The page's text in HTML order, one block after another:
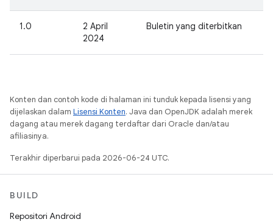
1.0
2 April
2024
Buletin yang diterbitkan
Konten dan contoh kode di halaman ini tunduk kepada lisensi yang
dijelaskan dalam Lisensi Konten. Java dan OpenJDK adalah merek
dagang atau merek dagang terdaftar dari Oracle dan/atau
afiliasinya.
Terakhir diperbarui pada 2026-06-24 UTC.
BUILD
Repositori Android